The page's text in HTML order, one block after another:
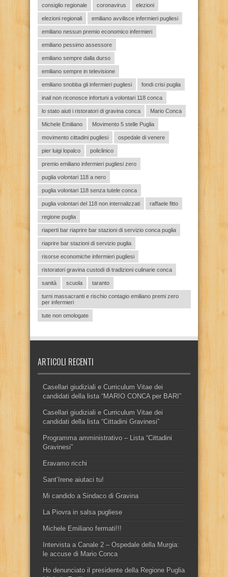
consiglio regionale coronavirus elezioni
elezioni regionali emiliano avvilisce infermieri pugliesi
emiliano nessun premio economico infermieri
emiliano pessimo assessore
emiliano sempre dalla durso
emiliano sempre in televisione
emiliano snobba gli infermieri pugliesi fondi crisi puglia
inail non riconosce infortuni a volontari 118 conca
lo stato aiuti i ristoratori di gravina conca Mario Conca
Michele Emiliano Movimento 5 stelle Puglia
movimento cittadini pugliesi ospedale di venere
pier luigi lopalco policlinico
premio emiliano infermieri pugliesi zero
puglia volontari 118 a nero
puglia volontari 118 senza tutele conca
puglia volontari del 118 non internalizzati raffaele fitto
regione puglia
riaperti bar riaprire bar stazioni di servizio conca puglia
riaprire bar stazioni di servizio puglia
risorse economiche infermieri pugliesi
ristoratori gravina custodi di tradizioni culinarie conca
sanità scuola taranto
turni massacranti e rischio contagio emiliano premi zero
per infermieri
tute non omologate
ARTICOLI RECENTI
Casellari giudiziali e Curriculum Vitae dei
candidati della lista “MARIO CONCA per BARI”
Casellari giudiziali e Curriculum Vitae dei
candidati della lista “Cittadini Gravinesi”
Programma amministrativo – Lista “Cittadini
Gravinesi”
Eravamo ricchi
Sant’Irene aiutaci tu!
Mi candido a Sindaco di Gravina
La Piovra in salsa pugliese
Michele Emiliano fermati!!!
Intervista a Canale 2 – Ospedale della Murgia:
le accuse di Mario Conca
Ho denunciato il presidente della Regione Puglia